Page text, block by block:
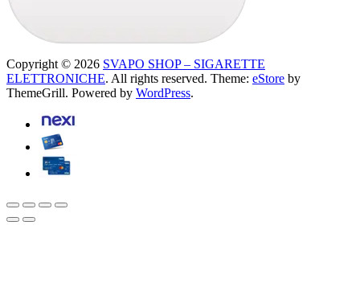
Copyright © 2026 SVAPO SHOP – SIGARETTE
ELETTRONICHE. All rights reserved. Theme: eStore by
ThemeGrill. Powered by WordPress.